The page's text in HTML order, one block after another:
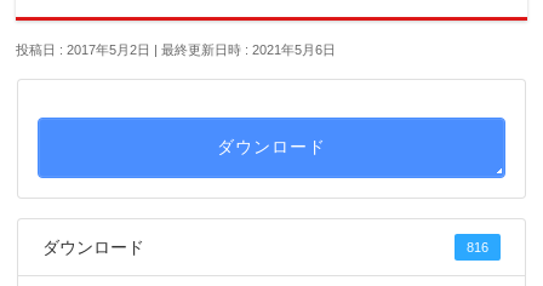
投稿日 : 2017年5月2日 最終更新日時 : 2021年5月6日
ダウンロード
ダウンロード 816